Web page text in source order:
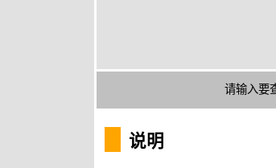
请输入要
说明